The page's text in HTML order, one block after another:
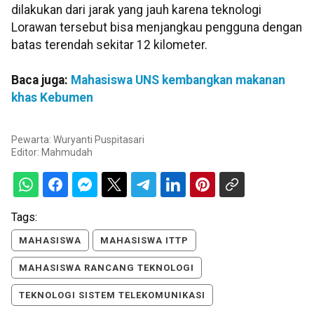
dilakukan dari jarak yang jauh karena teknologi
Lorawan tersebut bisa menjangkau pengguna dengan
batas terendah sekitar 12 kilometer.
Baca juga: Mahasiswa UNS kembangkan makanan
khas Kebumen
Pewarta: Wuryanti Puspitasari
Editor: Mahmudah
Tags:
MAHASISWA MAHASISWA ITTP
MAHASISWA RANCANG TEKNOLOGI
TEKNOLOGI SISTEM TELEKOMUNIKASI